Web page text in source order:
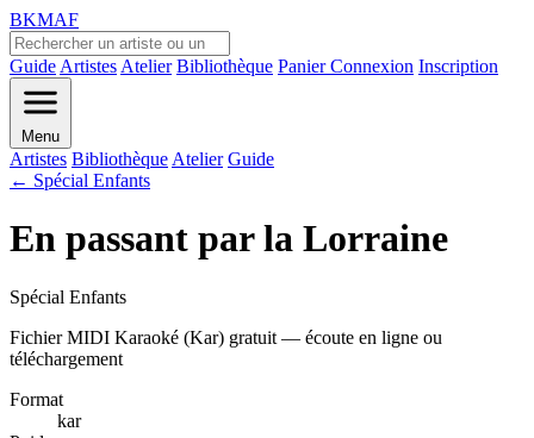
BKMAF
Guide Artistes Atelier Bibliothèque PanierConnexion Inscription
Menu
Artistes Bibliothèque Atelier Guide
← Spécial Enfants
En passant par la Lorraine
Spécial Enfants
Fichier MIDI Karaoké (Kar) gratuit — écoute en ligne ou
téléchargement
Format
kar